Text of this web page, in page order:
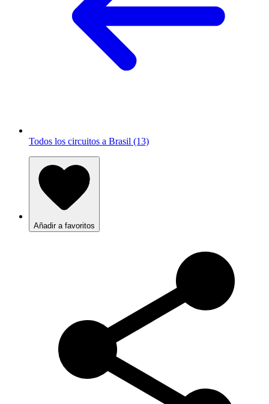
Todos los circuitos a Brasil (13)
Añadir a favoritos